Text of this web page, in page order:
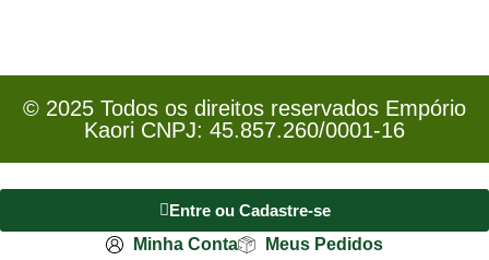
© 2025 Todos os direitos reservados Empório
Kaori CNPJ: 45.857.260/0001-16
Entre ou Cadastre-se
Minha Conta
Meus Pedidos